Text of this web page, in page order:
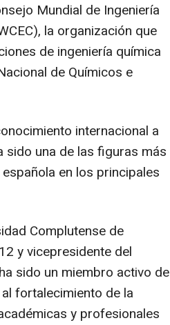
Mundial de Ingeniería
la organización que
de ingeniería química
de Químicos e
internacional a
sido una de las figuras más
en los principales
Complutense de
y vicepresidente del
sido un miembro activo de
fortalecimiento de la
y profesionales